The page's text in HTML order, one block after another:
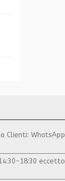
Clienti: WhatsApp
18:30 eccetto